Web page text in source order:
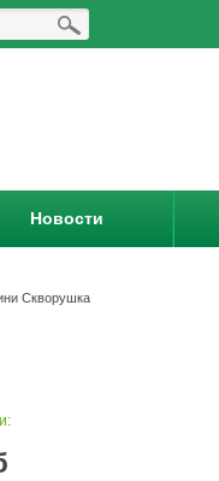
Новости
Скворушка